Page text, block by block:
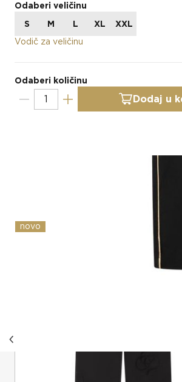
Odaberi veličinu
S
M L XL
XXL
Vodič za veličinu
Odaberi količinu
Dodaj u
novo